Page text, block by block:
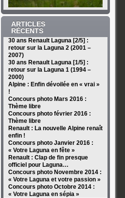
ARTICLES
RÉCENTS
30 ans Renault Laguna [2/5] :
retour sur la Laguna 2 (2001 –
2007)
30 ans Renault Laguna [1/5] :
retour sur la Laguna 1 (1994 –
2000)
Alpine : Enfin dévoilée en « vrai »
!
Concours photo Mars 2016 :
Thème libre
Concours photo février 2016 :
Thème libre
Renault : La nouvelle Alpine renaît
enfin !
Concours photo Janvier 2016 :
« Votre Laguna en fête »
Renault : Clap de fin presque
officiel pour Laguna…
Concours photo Novembre 2014 :
« Votre Laguna et votre passion »
Concours photo Octobre 2014 :
« Votre Laguna en sépia »